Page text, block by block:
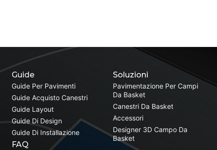
Soluzioni
Pavimentazione Per Campi
Da Basket
Canestri Da Basket
Accessori
Designer 3D Campo Da
Basket
Guide
Guide Per Pavimenti
Guide Acquisto Canestri
Guide Layout
Guide Di Design
Guide Di Installazione
FAQ